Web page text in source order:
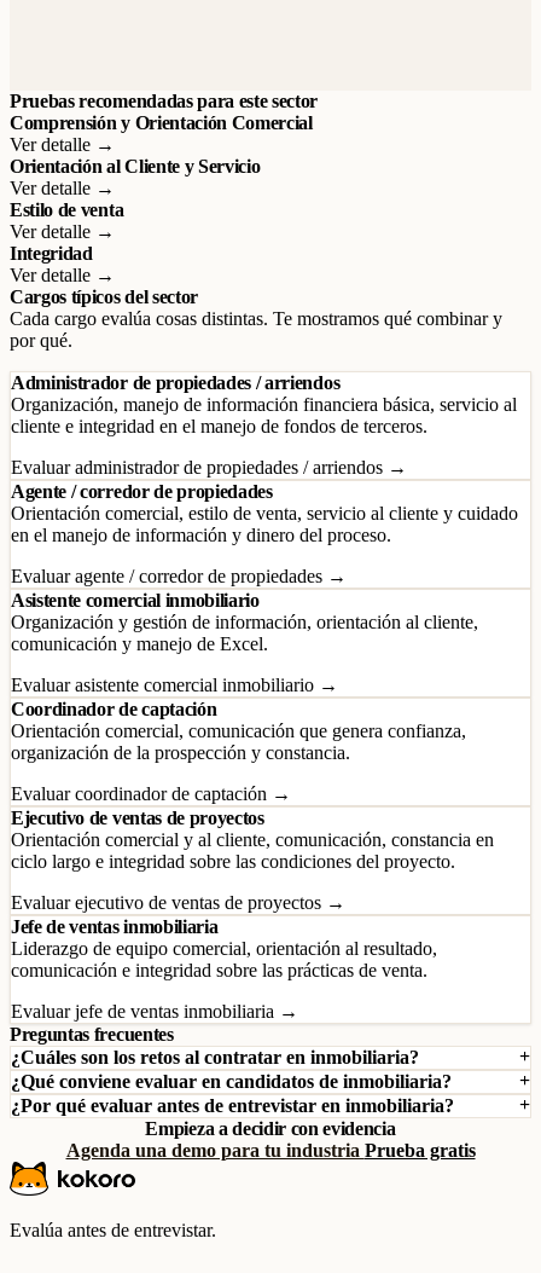
Pruebas recomendadas para este sector
Comprensión y Orientación Comercial
Ver detalle →
Orientación al Cliente y Servicio
Ver detalle →
Estilo de venta
Ver detalle →
Integridad
Ver detalle →
Cargos típicos del sector
Cada cargo evalúa cosas distintas. Te mostramos qué combinar y
por qué.
Administrador de propiedades / arriendos
Organización, manejo de información financiera básica, servicio al
cliente e integridad en el manejo de fondos de terceros.
Evaluar administrador de propiedades / arriendos →
Agente / corredor de propiedades
Orientación comercial, estilo de venta, servicio al cliente y cuidado
en el manejo de información y dinero del proceso.
Evaluar agente / corredor de propiedades →
Asistente comercial inmobiliario
Organización y gestión de información, orientación al cliente,
comunicación y manejo de Excel.
Evaluar asistente comercial inmobiliario →
Coordinador de captación
Orientación comercial, comunicación que genera confianza,
organización de la prospección y constancia.
Evaluar coordinador de captación →
Ejecutivo de ventas de proyectos
Orientación comercial y al cliente, comunicación, constancia en
ciclo largo e integridad sobre las condiciones del proyecto.
Evaluar ejecutivo de ventas de proyectos →
Jefe de ventas inmobiliaria
Liderazgo de equipo comercial, orientación al resultado,
comunicación e integridad sobre las prácticas de venta.
Evaluar jefe de ventas inmobiliaria →
Preguntas frecuentes
¿Cuáles son los retos al contratar en inmobiliaria?
¿Qué conviene evaluar en candidatos de inmobiliaria?
¿Por qué evaluar antes de entrevistar en inmobiliaria?
Empieza a decidir con evidencia
Agenda una demo para tu industria Prueba gratis
Evalúa antes de entrevistar.